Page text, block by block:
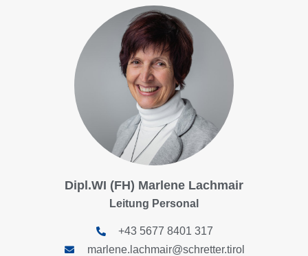
Dipl.WI (FH) Marlene Lachmair
Leitung Personal
+43 5677 8401 317
marlene.lachmair@schretter.tirol